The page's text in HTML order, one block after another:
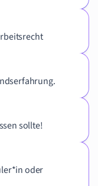
sollte!
oder